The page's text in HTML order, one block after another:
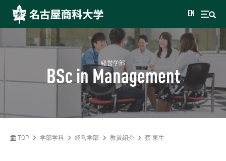
EN
経営学部
BSc in Management
TOP 学部学科 経営学部 教員紹介 蔡 東生